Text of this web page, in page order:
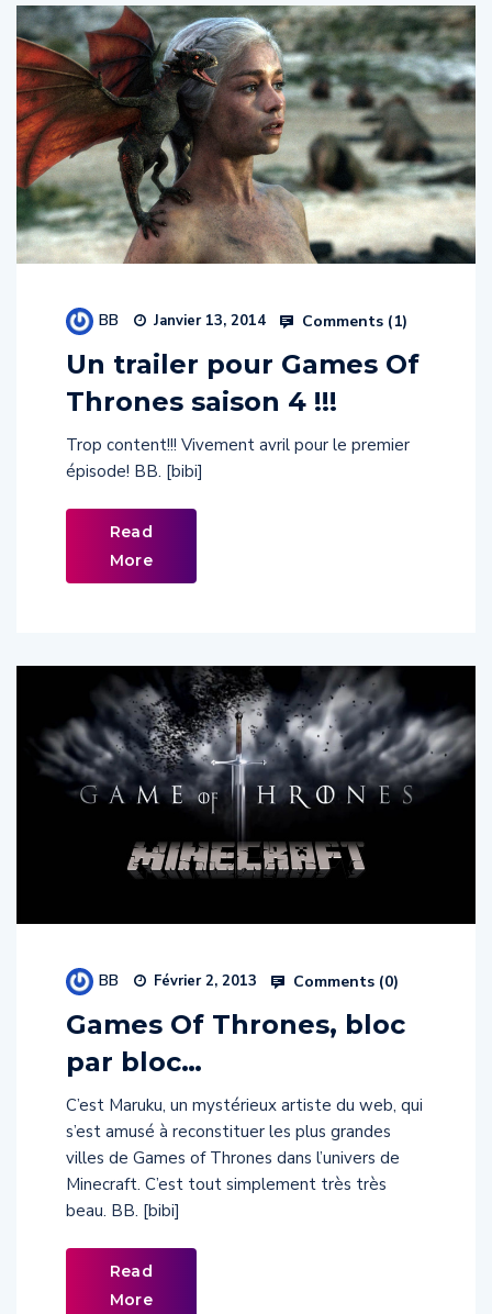
BB Janvier 13, 2014 Comments (1)
Un trailer pour Games Of
Thrones saison 4 !!!
Trop content!!! Vivement avril pour le premier
épisode! BB. [bibi]
Read
More
BB Février 2, 2013 Comments (0)
Games Of Thrones, bloc
par bloc…
C’est Maruku, un mystérieux artiste du web, qui
s’est amusé à reconstituer les plus grandes
villes de Games of Thrones dans l’univers de
Minecraft. C’est tout simplement très très
beau. BB. [bibi]
Read
More